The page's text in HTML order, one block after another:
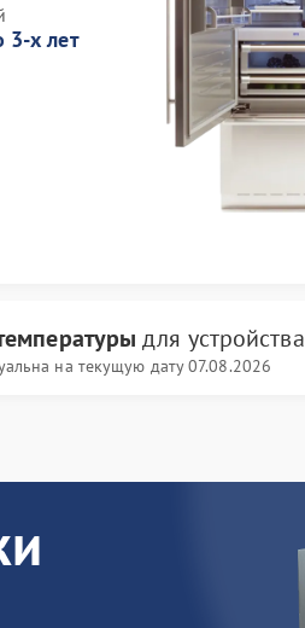
3-х лет
для устройства
на текущую дату 07.08.2026